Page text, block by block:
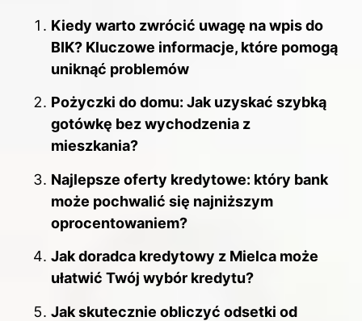
Kiedy warto zwrócić uwagę na wpis do
BIK? Kluczowe informacje, które pomogą
uniknąć problemów
Pożyczki do domu: Jak uzyskać szybką
gotówkę bez wychodzenia z
mieszkania?
Najlepsze oferty kredytowe: który bank
może pochwalić się najniższym
oprocentowaniem?
Jak doradca kredytowy z Mielca może
ułatwić Twój wybór kredytu?
Jak skutecznie obliczyć odsetki od